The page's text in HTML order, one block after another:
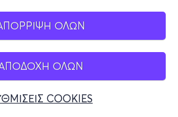
ΟΛΩΝ
ΟΛΩΝ
COOKIES